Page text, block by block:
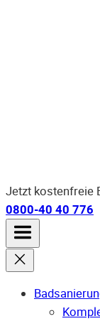
Jetzt kostenfreie
0800-40 40 776